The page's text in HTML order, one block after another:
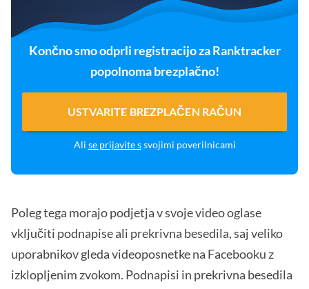
Končno smo odprli registracijo za Ranktracker
popolnoma brezplačno!
USTVARITE BREZPLAČEN RAČUN
Ali se prijavite ssvojimi poverilnicami
Poleg tega morajo podjetja v svoje video oglase
vključiti podnapise ali prekrivna besedila, saj veliko
uporabnikov gleda videoposnetke na Facebooku z
izklopljenim zvokom. Podnapisi in prekrivna besedila